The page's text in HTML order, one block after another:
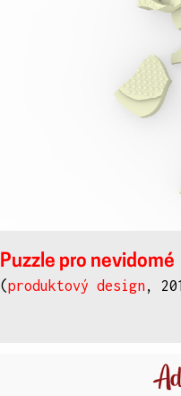
Puzzle pro nevidomé
(produktový design ,